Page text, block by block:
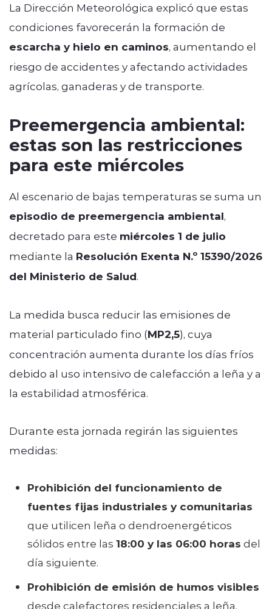
La Dirección Meteorológica explicó que estas
condiciones favorecerán la formación de
escarcha y hielo en caminos, aumentando el
riesgo de accidentes y afectando actividades
agrícolas, ganaderas y de transporte.
Preemergencia ambiental:
estas son las restricciones
para este miércoles
Al escenario de bajas temperaturas se suma un
episodio de preemergencia ambiental,
decretado para este miércoles 1 de julio
mediante la Resolución Exenta N.º 15390/2026
del Ministerio de Salud.
La medida busca reducir las emisiones de
material particulado fino (MP2,5), cuya
concentración aumenta durante los días fríos
debido al uso intensivo de calefacción a leña y a
la estabilidad atmosférica.
Durante esta jornada regirán las siguientes
medidas:
Prohibición del funcionamiento de
fuentes fijas industriales y comunitarias
que utilicen leña o dendroenergéticos
sólidos entre las 18:00 y las 06:00 horas del
día siguiente.
Prohibición de emisión de humos visibles
desde calefactores residenciales a leña,